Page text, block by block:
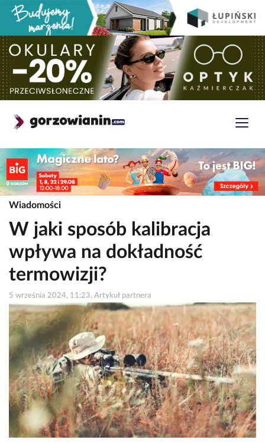
Wiadomości
W jaki sposób kalibracja
wpływa na dokładność
termowizji?
5 września 2024, 11:23, Artykuł partnera